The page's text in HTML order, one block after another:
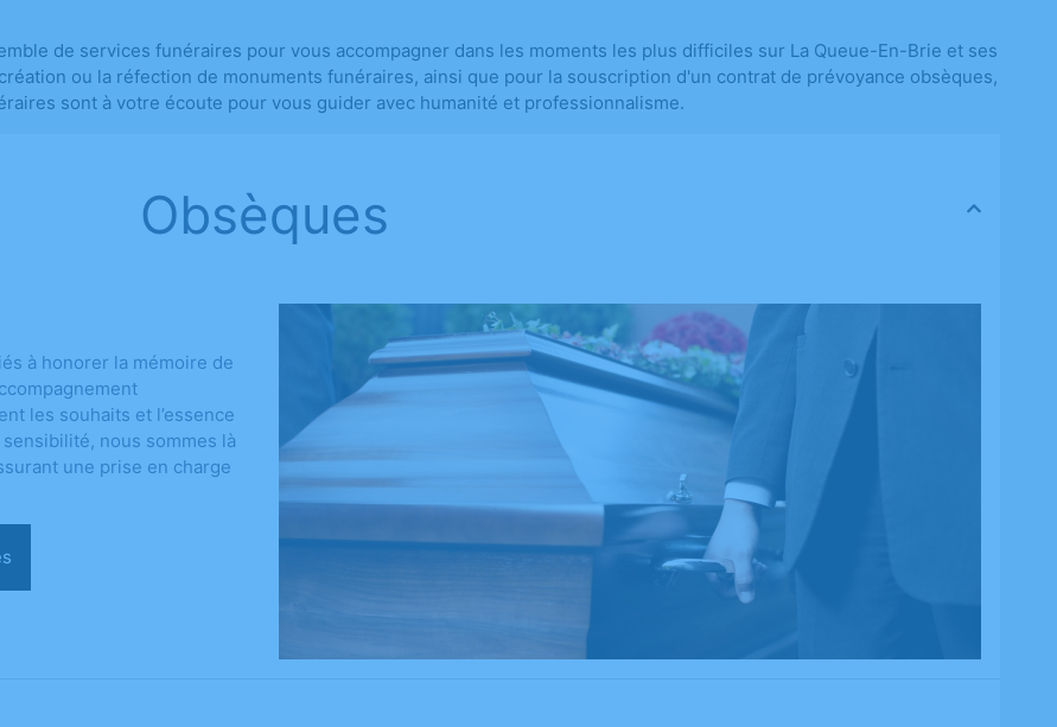
de services funéraires pour vous accompagner dans les moments les plus difficiles sur La Queue-En-Brie et ses
ou la réfection de monuments funéraires, ainsi que pour la souscription d'un contrat de prévoyance obsèques,
sont à votre écoute pour vous guider avec humanité et professionnalisme.
Obsèques
à honorer la mémoire de
les souhaits et l’essence
nous sommes là
une prise en charge